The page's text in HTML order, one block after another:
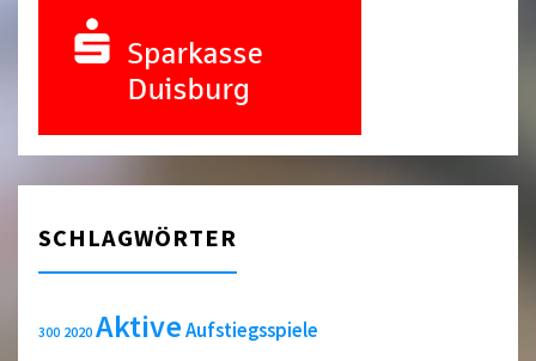
SCHLAGWÖRTER
300 2020 AktiveAufstiegsspiele